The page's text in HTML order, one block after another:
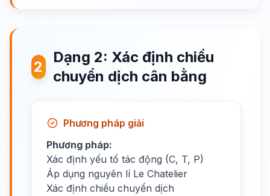
2
Dạng 2: Xác định chiều
chuyển dịch cân bằng
Phương pháp giải
Phương pháp:
Xác định yếu tố tác động (C, T, P)
Áp dụng nguyên lí Le Chatelier
Xác định chiều chuyển dịch